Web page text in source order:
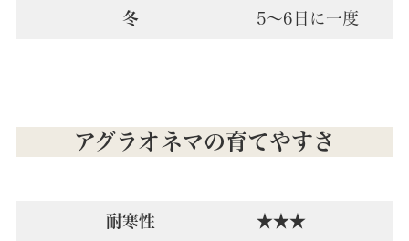
冬 5～6日に一度
アグラオネマの育てやすさ
耐寒性 ★★★